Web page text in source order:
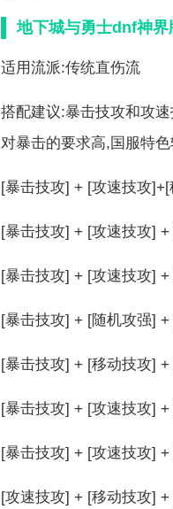
地下城与勇士dnf神
适用流派:传统直伤流
搭配建议:暴击技攻和攻
对暴击的要求高,国服特
[暴击技攻] + [攻速技攻
[暴击技攻] + [攻速技攻]
[暴击技攻] + [攻速技攻]
[暴击技攻] + [随机攻强]
[暴击技攻] + [移动技攻]
[暴击技攻] + [攻速技攻]
[暴击技攻] + [攻速技攻]
[攻速技攻] + [移动技攻]